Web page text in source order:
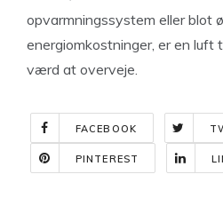
opvarmningssystem eller blot
energiomkostninger, er en luft
værd at overveje.
FACEBOOK
PINTEREST